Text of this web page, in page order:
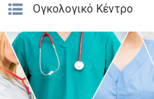
Ογκολογικό Κέντρο